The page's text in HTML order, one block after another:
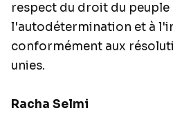
respect du droit du peuple
l'autodétermination et à
conformément aux
unies.
Racha Selmi